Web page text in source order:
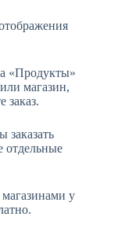
«Продукты»
магазин,
заказ.
заказать
отдельные
у